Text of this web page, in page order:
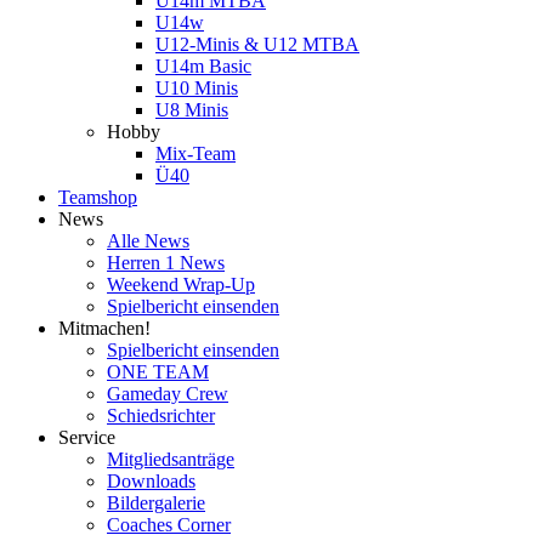
U14w
U12-Minis & U12 MTBA
U14m Basic
U10 Minis
U8 Minis
Hobby
Mix-Team
Ü40
Teamshop
News
Alle News
Herren 1 News
Weekend Wrap-Up
Spielbericht einsenden
Mitmachen!
Spielbericht einsenden
ONE TEAM
Gameday Crew
Schiedsrichter
Service
Mitgliedsanträge
Downloads
Bildergalerie
Coaches Corner